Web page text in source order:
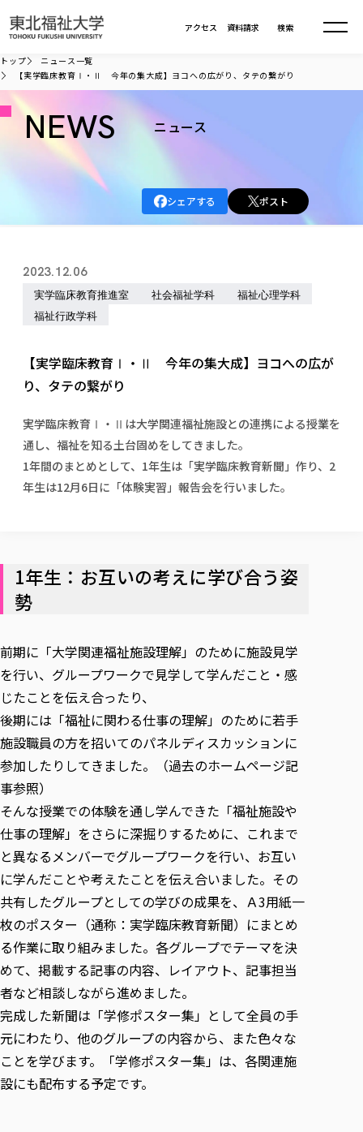
資料請求
アクセス 検索
大学について
建学の精神・教育の理念
学長室の窓
教育方針
大学の歩み
学生・教職員・卒業生数
校歌の歴史
校章・マーク・カラー
寄附の受け入れ
関連法人
教職員募集
役員・評議員一覧
大学の取り組み
大学の取り組み
カリキュラム編成ガイドライン
本学のシラバスについて
公的資金等の不正使用の防止に関する基本方針
研究活動における不正行為の防止等に関する対応
大学広報誌「TFU Newsletter 東北福祉大学通信」
放射線モニタリング測定結果（国見キャンパス）
情報公開
寄附行為
中期事業計画
事業計画／財務・事業報告
大学評価
学部・学科等設置計画履行状況報告書
学部・大学院
学部・大学院TOP
総合福祉学部
社会福祉学科
福祉心理学科
共生まちづくり学部
共生まちづくり学部
教育学部
教育学部
教育学科
健康科学部
健康科学部
保健看護学科
リハビリテーション学科
医療経営管理学科
情報福祉マネジメント学科
仏教専修科
大学院
総合福祉学研究科 福祉心理学専攻 修士課程
教育学研究科 教育学専攻 修士課程
通信教育部
通信教育部
通信制大学院 総合福祉学研究科 福祉心理学専攻 修士課程
その他の就学機会
学びの特徴
学びの特徴
ICT教育
初年次教育（リエゾンゼミⅠ）
実学臨床教育（総合福祉学部のみ履修可能）
教育実践活動（教育学科学生のみ受講可能）
禅のこころ
教員紹介・業績
学びのサポート
学びのサポート
学費（学部学科）
授業料減免・奨学金等
宿舎の紹介
学生生活サポート
学生自主活動支援
社会人学生の育児支援（一時預かり）
学生総合補償制度
スポーツ傷害保険
入学試験
進学相談会
オープンキャンパス
進路・就職 TOP
取得可能な資格・免許
東北福祉大学のキャリアサポート
東北福祉大学のキャリアサポート
進路・就職支援
採用ご担当者様へ
採用ご担当者様へ
単独学内説明会のご案内
資格取得報奨制度について
卒業生の方
卒業生アンケート
東北福祉大学のDNA
在学生インタビュー
課外活動
課外活動 TOP
体育会・運動サークル紹介
文化会・文化系サークル紹介
大学指定団体紹介
交換留学生 Exchange students
海外留学・研修
Prospective Students
スタッフ紹介
ニュース一覧
社会連携・研究 TOP
東北福祉大学の研究活動
共同研究等をご検討の皆様へ
東北福祉大学の紀要・リポジトリ
東北福祉大学教育・教職センター特別支援教育研究年報一覧
芹沢銈介美術工芸館年報
東北福祉大学機関リポジトリ
東北福祉大学オープンアクセス方針
産学・産学官連携
産学・産学官連携
高齢者施設特化型モジュラー車いす開発
学生参加 × 産学官連携 ～ 「行学一如」の実践
社会貢献・地域連携活動
社会貢献への取り組み
社会貢献・地域連携活動報告書
各種社会貢献活動の窓口
伝承講座「311『伝える／備える』次世代塾」
JICA草の根技術協力事業
被災地の子ども支援活動
生涯学習・社会人講座
自治体・団体等との主な協定
自治体・団体等との主な協定
研究所について
研究者のご紹介
生涯教育・キャリア教育
月例TFU実学臨床研究セミナー
TFU教育フォーラム
同窓会
学内ポータルシステム
Universal Passport
トップ
ニュース一覧
【実学臨床教育Ⅰ・Ⅱ 今年の集大成】ヨコへの広がり、タテの繋がり
NEWS ニュース
シェアする ポスト
2023.12.06
実学臨床教育推進室 社会福祉学科
福祉心理学科
福祉行政学科
【実学臨床教育Ⅰ・Ⅱ 今年の集大成】ヨコへの広が
り、タテの繋がり
実学臨床教育Ⅰ・Ⅱは大学関連福祉施設との連携による授業を
通し、福祉を知る土台固めをしてきました。
1年間のまとめとして、1年生は「実学臨床教育新聞」作り、2
年生は12月6日に「体験実習」報告会を行いました。
1年生：お互いの考えに学び合う姿
勢
前期に「大学関連福祉施設理解」のために施設見学
を行い、グループワークで見学して学んだこと・感
じたことを伝え合ったり、
後期には「福祉に関わる仕事の理解」のために若手
施設職員の方を招いてのパネルディスカッションに
参加したりしてきました。（過去のホームページ記
事参照）
そんな授業での体験を通し学んできた「福祉施設や
仕事の理解」をさらに深掘りするために、これまで
と異なるメンバーでグループワークを行い、お互い
に学んだことや考えたことを伝え合いました。その
共有したグループとしての学びの成果を、Ａ3用紙一
枚のポスター（通称：実学臨床教育新聞）にまとめ
る作業に取り組みました。各グループでテーマを決
めて、掲載する記事の内容、レイアウト、記事担当
者など相談しながら進めました。
完成した新聞は「学修ポスター集」として全員の手
元にわたり、他のグループの内容から、また色々な
ことを学びます。「学修ポスター集」は、各関連施
設にも配布する予定です。